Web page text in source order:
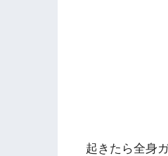
起きたら全身